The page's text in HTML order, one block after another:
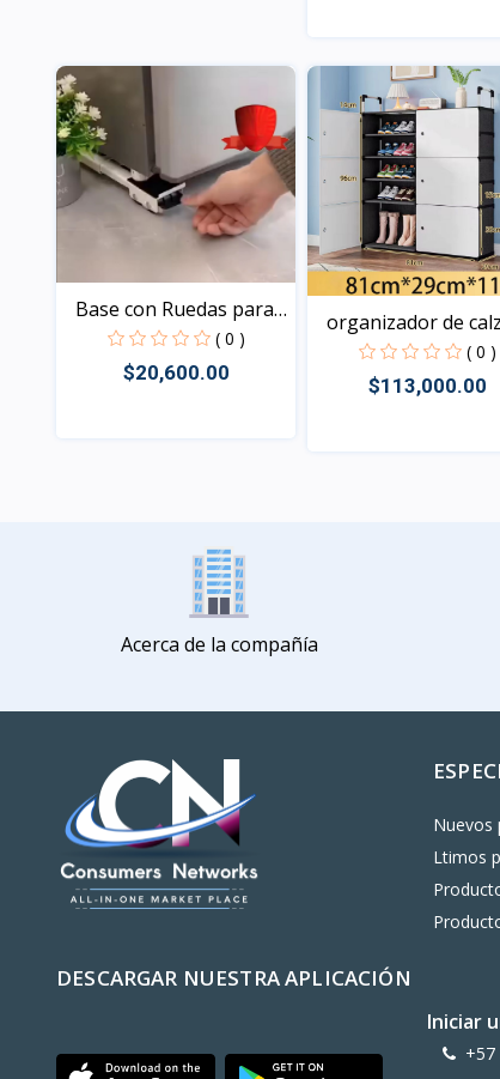
Vista
Base con Ruedas para
( 0 )
$20,600.00
organizador de
( 0 )
$113,000.00
Acerca de la compañía
DESCARGAR NUESTRA APLICACIÓN
Nuevos
Ltimos
Iniciar
+57